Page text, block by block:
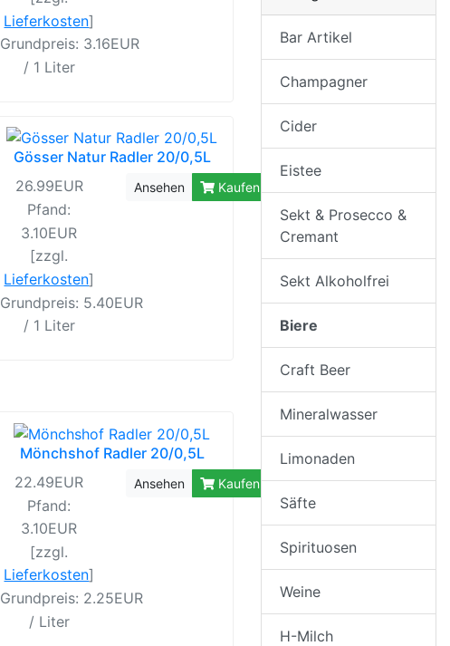
Lieferkosten]
Grundpreis: 3.16EUR
/ 1 Liter
Gösser Natur Radler 20/0,5L
26.99EUR
Pfand:
3.10EUR
[zzgl.
Lieferkosten]
Grundpreis: 5.40EUR
/ 1 Liter
Ansehen Kaufen
Mönchshof Radler 20/0,5L
22.49EUR
Pfand:
3.10EUR
[zzgl.
Lieferkosten]
Grundpreis: 2.25EUR
/ Liter
Ansehen Kaufen
Bar Artikel
Champagner
Cider
Eistee
Sekt & Prosecco &
Cremant
Sekt Alkoholfrei
Biere
Craft Beer
Mineralwasser
Limonaden
Säfte
Spirituosen
Weine
H-Milch